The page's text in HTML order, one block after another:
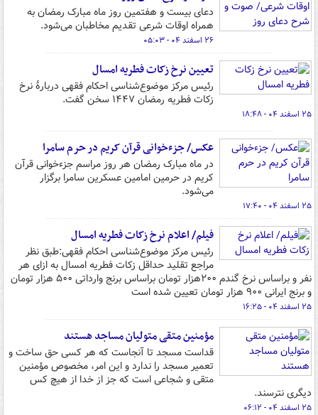
دعای بیست و هفتمین روز ماه مبارک رمضان به
همراه اوقات شرعی تقدیم مخاطبان می‌شود.
۲۶ اسفند ۰۴ - ۰۵:۰۳
تعیین نرخ زکات فطریه امسال
رئیس مرکز موضوع‌شناسی احکام فقهی دربارۀ نرخ
زکات فطریه رمضان ۱۴۴۷ سخن گفت.
۲۵ اسفند ۰۴ - ۱۸:۴۸
عکس/ جزءخوانی قرآن کریم در حرم سامرا
در ماه مبارک رمضان هر روز مراسم جزءخوانی قرآن
کریم در حرمین امامین عسکرین سامرا برگزار
می‌شود.
۲۵ اسفند ۰۴ - ۱۷:۴۰
فیلم/ اعلام نرخ زکات فطریه امسال
رئیس مرکز موضوع‌شناسی احکام فقهی:طبق نظر
مراجع تقلید حداقل زکات فطریه امسال به ازای هر
نفر و براساس نرخ گندم ۲۰۰هزار تومان براساس برنج وارداتی ۵۰۰ هزار تومان
و برنج ایرانی ۹۰۰ هزار تومان تعیین شده است
۲۵ اسفند ۰۴ - ۱۶:۲۵
مؤمنین متقی متولیان مساجد هستند
قداست مسجد تا آنجاست که هر کسی حق ساخت و
تعمیر مسجد را ندارد و این امر، مخصوص مؤمنین
متقی و شجاعی است که جز از خدا از هیچ کس
دیگری نترسند.
۲۵ اسفند ۰۴ - ۰۶:۱۲